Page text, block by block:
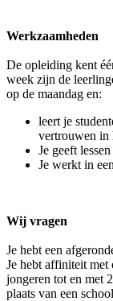
Werkzaamheden
De opleiding kent
week zijn de
op de maandag en:
leert je
vertrouwen in
Je geeft
Je werkt in
Wij vragen
Je hebt een
Je hebt affiniteit met
jongeren tot en met
plaats van een